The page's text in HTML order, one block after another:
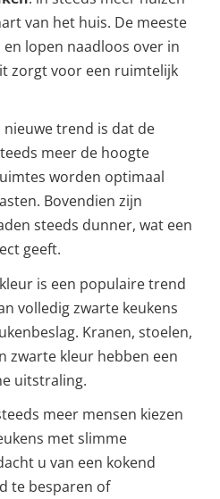
van het huis. De meeste
lopen naadloos over in
zorgt voor een ruimtelijk
nieuwe trend is dat de
meer de hoogte
worden optimaal
Bovendien zijn
steeds dunner, wat een
geeft.
is een populaire trend
volledig zwarte keukens
Kranen, stoelen,
zwarte kleur hebben een
uitstraling.
meer mensen kiezen
met slimme
u van een kokend
te besparen of